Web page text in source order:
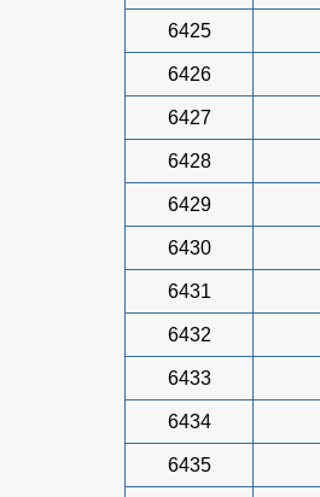
6425
6426
6427
6428
6429
6430
6431
6432
6433
6434
6435